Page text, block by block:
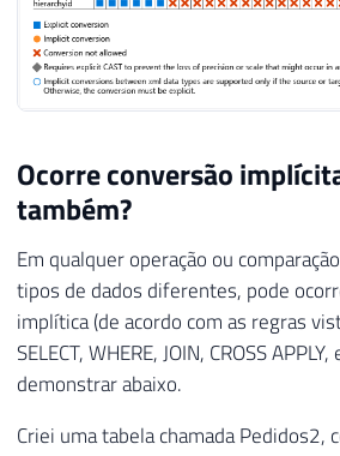
Ocorre conversão
também?
Em qualquer operação ou
tipos de dados diferentes, pode
implítica (de acordo com as regras
SELECT, WHERE, JOIN, CROSS
demonstrar abaixo.
Criei uma tabela chamada Pedidos2,